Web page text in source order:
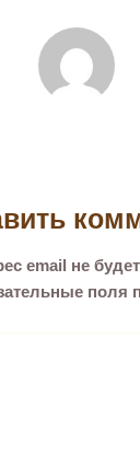
email не
поля